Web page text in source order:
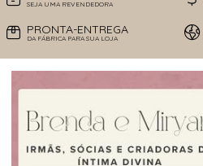
SEJA UMA REVENDEDORA
PRONTA-ENTREGA
DA FÁBRICA PARA SUA LOJA